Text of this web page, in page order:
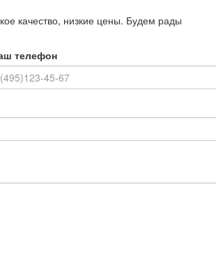
качество, низкие цены. Будем рады
телефон